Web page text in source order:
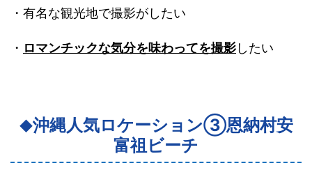
・有名な観光地で撮影がしたい
・ ロマンチックな気分を味わってを撮影したい
◆沖縄人気ロケーション③恩納村安
富祖ビーチ